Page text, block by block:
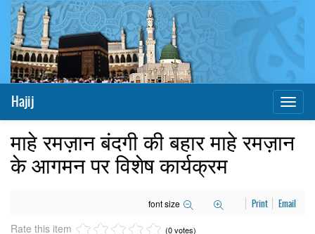
Hajij
माहे रमज़ान बंदगी की बहार माहे रमज़ान
के आगमन पर विशेष कार्यक्रम
font size Print Email
Rate this item (0 votes)